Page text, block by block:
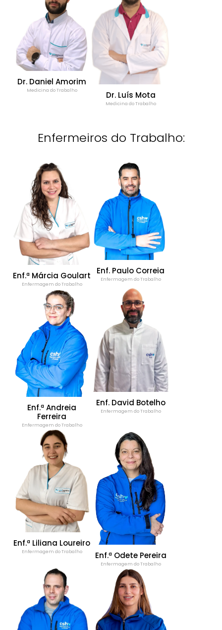
Dr. Daniel Amorim
Medicina do Trabalho Dr. Luís Mota
Medicina do Trabalho
Enfermeiros do Trabalho:
Enf.ª Márcia Goulart
Enfermagem do Trabalho
Enf. Paulo Correia
Enfermagem do Trabalho
Enf.ª Andreia
Ferreira
Enfermagem do Trabalho
Enf. David Botelho
Enfermagem do Trabalho
Enf.ª Liliana Loureiro
Enfermagem do Trabalho Enf.ª Odete Pereira
Enfermagem do Trabalho